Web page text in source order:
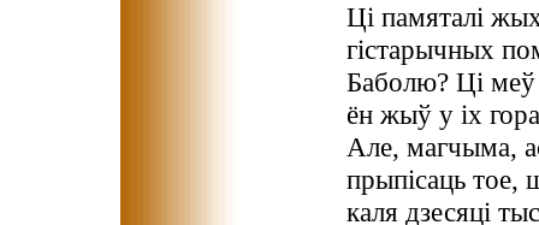
Ці памяталі
гістарычных
Баболю? Ці меў
ён жыў у іх
Але, магчыма,
прыпісаць тое,
каля дзесяці